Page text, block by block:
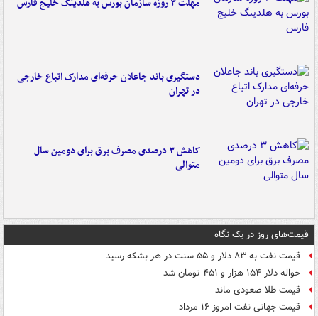
دستگیری باند جاعلان حرفه‌ای مدارک اتباع خارجی
در تهران
کاهش ۳ درصدی مصرف برق برای دومین سال
متوالی
قیمت‌های روز در یک نگاه
قیمت نفت به ۸۳ دلار و ۵۵ سنت در هر بشکه رسید
حواله دلار ۱۵۴ هزار و ۴۵۱ تومان شد
قیمت طلا صعودی ماند
قیمت جهانی نفت امروز ۱۶ مرداد